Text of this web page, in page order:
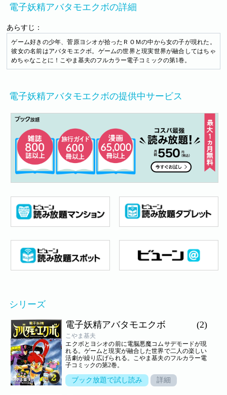
電子妖精アバタモエクボの詳細
あらすじ：
ゲーム好きの少年、菅原ヨシオが拾ったＲＯＭの中から女の子が現れた。
彼女の名前はアバタモエクボ。ゲームの世界と現実世界が融合してはちゃ
めちゃなことに！こやま基夫のフルカラー電子コミックの第1巻。
電子妖精アバタモエクボの提供中サービス
シリーズ
電子妖精アバタモエクボ
(2)
こやま基夫
エクボとヨシオの前に電脳悪魔コムサデモードが現
れる。ゲームと現実が融合した世界で二人の楽しい
活劇が繰り広げられる。こやま基夫のフルカラー電
子コミックの第2巻。
ブック放題で試し読み 詳細